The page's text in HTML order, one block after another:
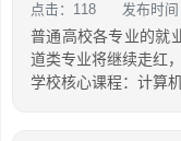
点击：118 发布时
普通高校各专业的就
道类专业将继续走红
学校核心课程：计算